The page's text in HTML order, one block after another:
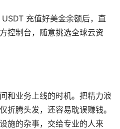
充值好美金余额后，直
控制台，随意挑选全球云资
和业务上线的时机。把精力浪
折腾头发，还容易耽误赚钱。
施的杂事，交给专业的人来